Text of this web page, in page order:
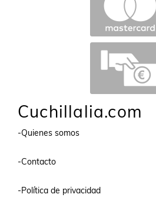
Cuchillalia.com
-Quienes somos
-Contacto
-Política de privacidad